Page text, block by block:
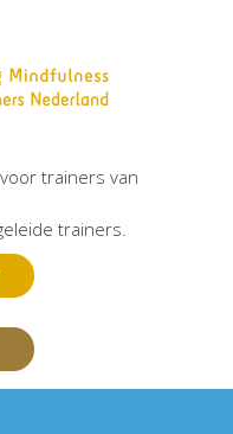
trainers van
trainers.